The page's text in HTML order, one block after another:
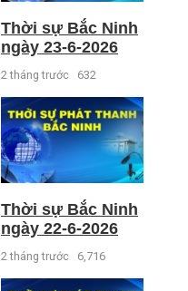
Thời sự Bắc Ninh
ngày 23-6-2026
2 tháng trước 632
Thời sự Bắc Ninh
ngày 22-6-2026
2 tháng trước 6,716